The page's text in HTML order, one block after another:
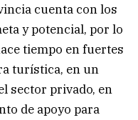
cuenta con los
y potencial, por lo
tiempo en fuertes
turística, en un
sector privado, en
de apoyo para